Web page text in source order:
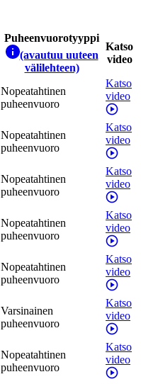
Puheenvuorotyyppi
(avautuu uuteen
välilehteen)
Katso
video
Nopeatahtinen
puheenvuoro
Katso
video
Nopeatahtinen
puheenvuoro
Katso
video
Nopeatahtinen
puheenvuoro
Katso
video
Nopeatahtinen
puheenvuoro
Katso
video
Nopeatahtinen
puheenvuoro
Katso
video
Varsinainen
puheenvuoro
Katso
video
Nopeatahtinen
puheenvuoro
Katso
video